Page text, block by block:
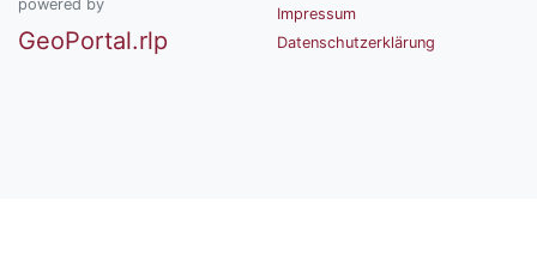
powered by
GeoPortal.rlp
Impressum
Datenschutzerklärung